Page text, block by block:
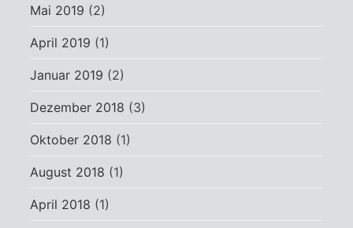
Mai 2019 (2)
April 2019 (1)
Januar 2019 (2)
Dezember 2018 (3)
Oktober 2018 (1)
August 2018 (1)
April 2018 (1)